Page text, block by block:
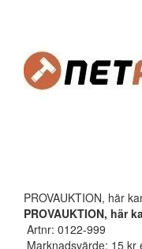
PROVAUKTION, här
PROVAUKTION, här
Artnr: 0122-999
Marknadsvärde: 15 kr